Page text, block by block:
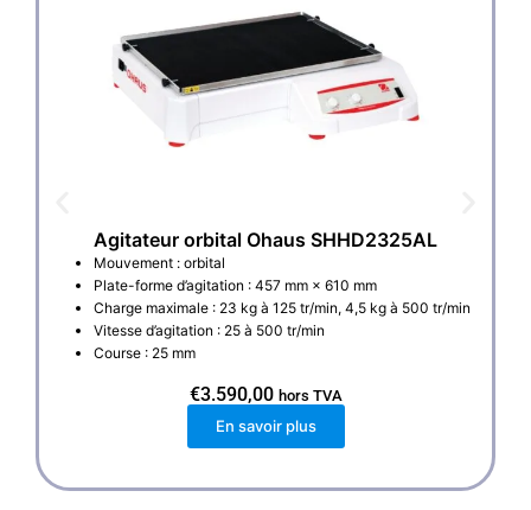
Agitateur orbital Ohaus SHHD2325AL
Mouvement : orbital
Plate-forme d’agitation : 457 mm × 610 mm
Charge maximale : 23 kg à 125 tr/min, 4,5 kg à 500 tr/min
Vitesse d’agitation : 25 à 500 tr/min
Course : 25 mm
€3.590,00 hors TVA
En savoir plus